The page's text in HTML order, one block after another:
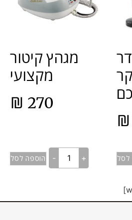
₪
לסל
מגהץ קיטור
מקצועי
270
₪
+
- הוספה לסל